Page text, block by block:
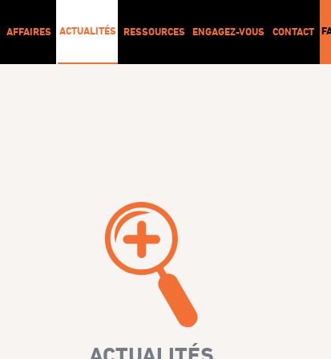
AFFAIRES ACTUALITÉS RESSOURCES ENGAGEZ-VOUS CONTACT